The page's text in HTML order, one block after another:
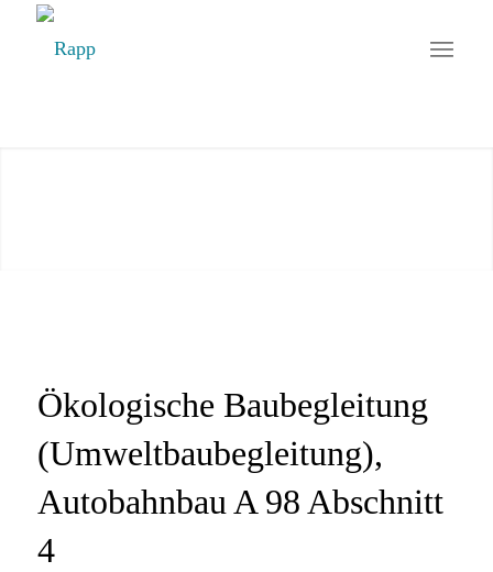
Ökologische Baubegleitung
(Umweltbaubegleitung),
Autobahnbau A 98 Abschnitt
4